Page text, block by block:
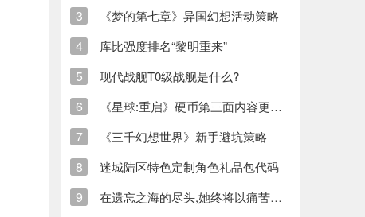
3 《梦的第七章》异国幻想活动策略
4 库比强度排名“黎明重来”
5 现代战舰T0级战舰是什么?
6 《星球:重启》硬币第三面内容更新清单
7 《三千幻想世界》新手避坑策略
8 迷城陆区特色定制角色礼品包代码
9 在遗忘之海的尽头,她终将以痛苦创造新的生命